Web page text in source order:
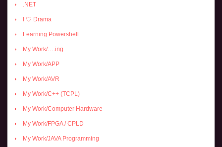
.NET
I ♡ Drama
Learning Powershell
My Work/….ing
My Work/APP
My Work/AVR
My Work/C++ (TCPL)
My Work/Computer Hardware
My Work/FPGA / CPLD
My Work/JAVA Programming